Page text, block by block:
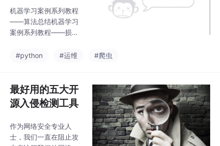
gent 一样，未来会有更
多面向不同领域的agen
t涌现。
动化测试，爬
虫，数据分析，
习，深度学习系
机器学习案例系列教程
——算法总结机器学习
案例系列教程——损失
系列教程——优化方法
梯度法等）机器学习案
例系列教程——距离度
量方法总结机器学习案
估总结。
#python #运维 #爬虫
最好用的五大开
源入侵检测工具
作为网络安全专业人
士，我们一直在阻止攻